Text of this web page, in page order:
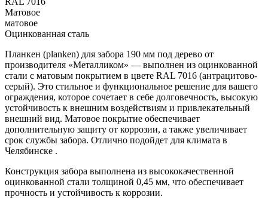
Матовое
матовое
Оцинкованная сталь
Планкен (planken) для забора 190 мм под дерево от
производителя «Металликом» — выполнен из оцинкованной
стали с матовым покрытием в цвете RAL 7016 (антрацитово-
серый). Это стильное и функциональное решение для вашего
ограждения, которое сочетает в себе долговечность, высокую
устойчивость к внешним воздействиям и привлекательный
внешний вид. Матовое покрытие обеспечивает
дополнительную защиту от коррозии, а также увеличивает
срок службы забора. Отлично подойдет для климата в
Челябинске .
Конструкция забора выполнена из высококачественной
оцинкованной стали толщиной 0,45 мм, что обеспечивает
прочность и устойчивость к коррозии.